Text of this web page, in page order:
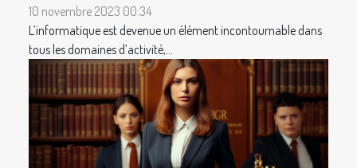
10 novembre 2023 00:34
L’informatique est devenue un élément incontournable dans
tous les domaines d’activité,...